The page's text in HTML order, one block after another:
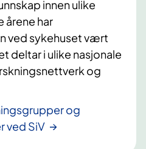
innen ulike
årene har
ved sykehuset vært
deltar i ulike nasjonale
og
og
ved SiV